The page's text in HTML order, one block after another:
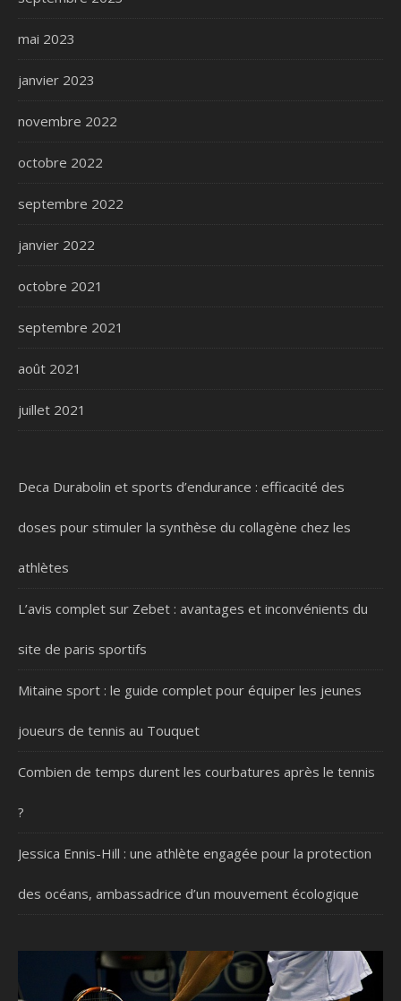
mai 2023
janvier 2023
novembre 2022
octobre 2022
septembre 2022
janvier 2022
octobre 2021
septembre 2021
août 2021
juillet 2021
Deca Durabolin et sports d’endurance : efficacité des
doses pour stimuler la synthèse du collagène chez les
athlètes
L’avis complet sur Zebet : avantages et inconvénients du
site de paris sportifs
Mitaine sport : le guide complet pour équiper les jeunes
joueurs de tennis au Touquet
Combien de temps durent les courbatures après le tennis
?
Jessica Ennis-Hill : une athlète engagée pour la protection
des océans, ambassadrice d’un mouvement écologique